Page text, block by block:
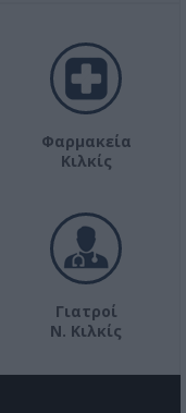
Φαρμακεία
Κιλκίς
Γιατροί
Ν. Κιλκίς